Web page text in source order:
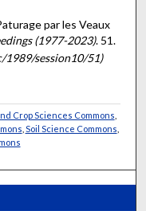
par les Veaux
(1977-2023). 51.
1989/session10/51)
Crop Sciences Commons
Soil Science Commons